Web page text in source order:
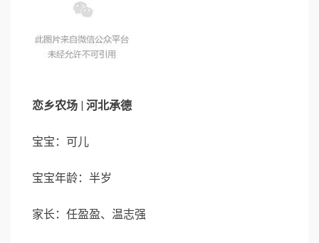
恋乡农场 | 河北承德
宝宝：可儿
宝宝年龄：半岁
家长：任盈盈、温志强